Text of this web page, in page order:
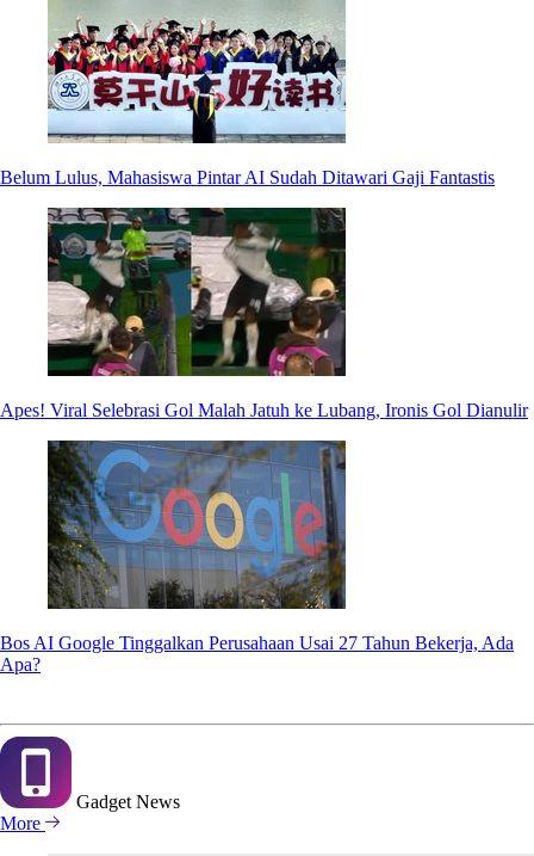
Belum Lulus, Mahasiswa Pintar AI Sudah Ditawari Gaji Fantastis
Apes! Viral Selebrasi Gol Malah Jatuh ke Lubang, Ironis Gol Dianulir
Bos AI Google Tinggalkan Perusahaan Usai 27 Tahun Bekerja, Ada
Apa?
Gadget News
More